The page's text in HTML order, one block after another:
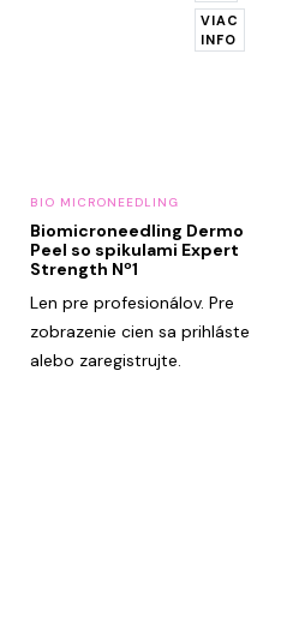
VIAC
INFO
BIO MICRONEEDLING
Biomicroneedling Dermo
Peel so spikulami Expert
Strength Nº1
Len pre profesionálov. Pre
zobrazenie cien sa prihláste
alebo zaregistrujte.